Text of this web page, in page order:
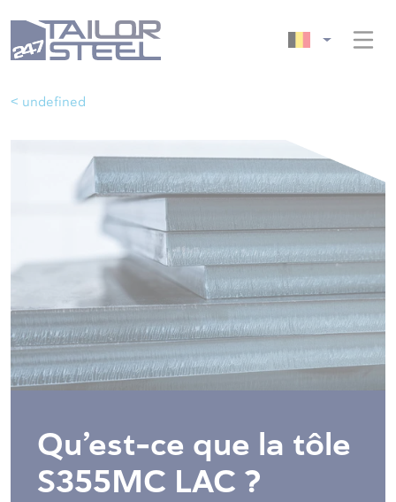
< undefined
Qu’est-ce que la tôle
S355MC LAC ?